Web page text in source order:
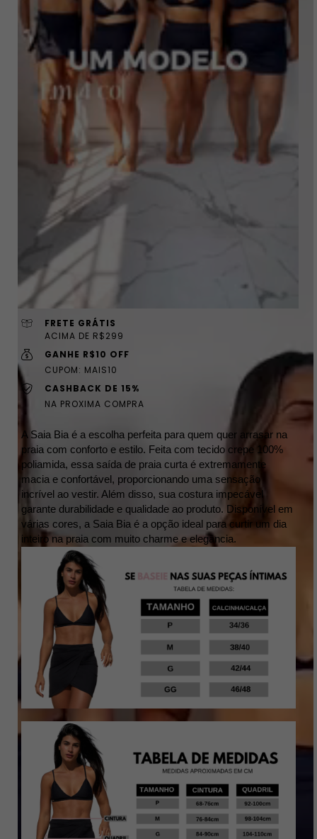
FRETE GRÁTIS
ACIMA DE R$299
GANHE R$10 OFF
CUPOM: MAIS10
CASHBACK DE 15%
NA PROXIMA COMPRA
A Saia Bia é a escolha perfeita para quem quer arrasar na
praia com conforto e estilo. Feita com tecido crepe 100%
poliamida, essa saída de praia curta é extremamente
macia e confortável, proporcionando uma sensação
incrível ao vestir. Além disso, sua costura impecável
garante durabilidade e qualidade ao produto. Disponível em
várias cores, a Saia Bia é a opção ideal para curtir um dia
inteiro na praia com muito charme e elegância.